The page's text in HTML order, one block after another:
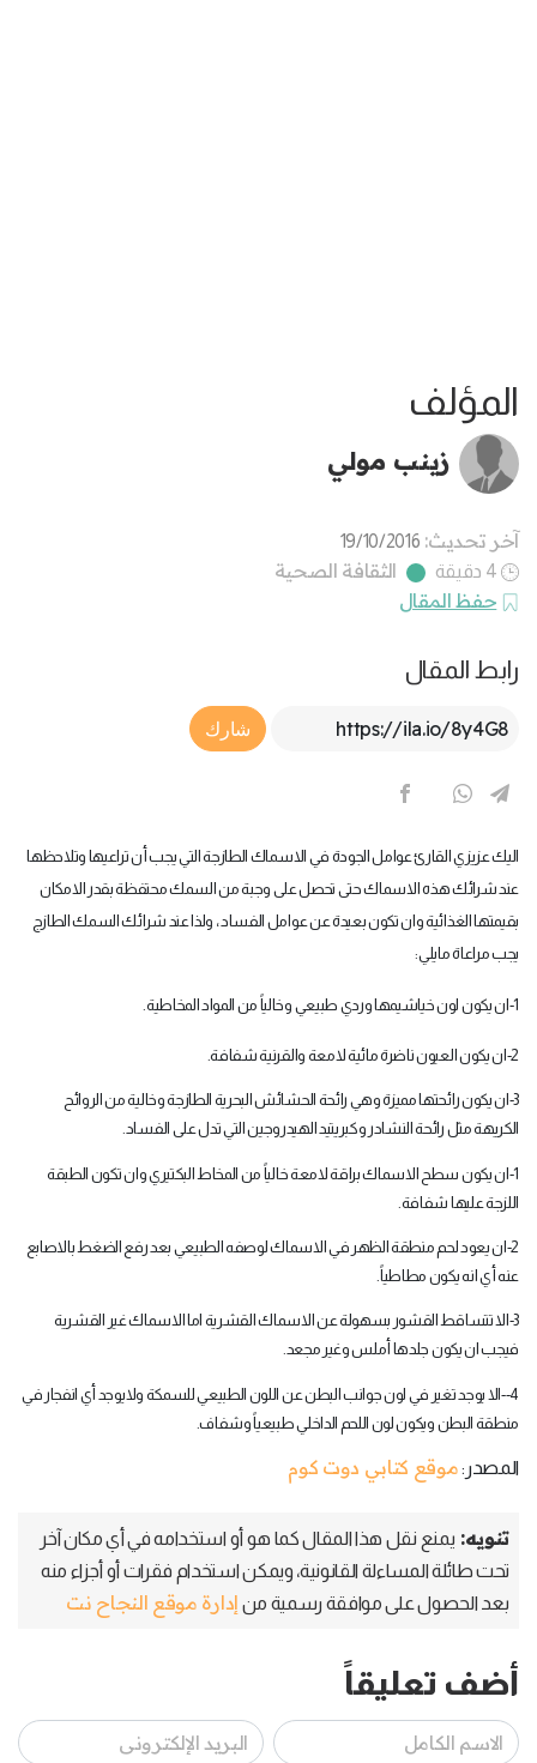
المؤلف
زينب مولي
آخر تحديث: 19/10/2016
4 دقيقة
الثقافة الصحية
حفظ المقال
رابط المقال
Article Link
شارك
اليك عزيزي القارئ عوامل الجودة في الاسماك الطازجة التي يجب أن تراعيها وتلاحظها
عند شرائك هذه الاسماك حتى تحصل على وجبة من السمك محتفظة بقدر الامكان
بقيمتها الغذائية وان تكون بعيدة عن عوامل الفساد ، ولذا عند شرائك السمك الطازج
يجب مراعاة مايلي:
-1ان يكون لون خياشيمها وردي طبيعي وخالياً من المواد المخاطية.
-2ان يكون العيون ناضرة مائية لامعة والقرنية شفافة.
-3ان يكون رائحتها مميزة وهي رائحة الحشائش البحرية الطازجة وخالية من الروائح
الكريهة مثل رائحة النشادر وكبريتيد الهيدروجين التي تدل على الفساد.
-1 ان يكون سطح الاسماك براقة لامعة خالياً من المخاط البكتيري وان تكون الطبقة
اللزجة عليها شفافة
-2ان يعود لحم منطقة الظهر في الاسماك لوصفه الطبيعي بعد رفع الضغط بالاصابع
عنه أي انه يكون مطاطياً.
-3الا تتساقط القشور بسهولة عن الاسماك القشرية اما الاسماك غير القشرية
فيجب ان يكون جلدها أملس وغير مجعد.
--4 الا يوجد تغير في لون جوانب البطن عن اللون الطبيعي للسمكة ولايوجد أي انفجار في
منطقة البطن ويكون لون اللحم الداخلي طبيعياً وشفاف.
المصدر:موقع كتابي دوت كوم
تنويه: يمنع نقل هذا المقال كما هو أو استخدامه في أي مكان آخر
تحت طائلة المساءلة القانونية، ويمكن استخدام فقرات أو أجزاء منه
بعد الحصول على موافقة رسمية من إدارة موقع النجاح نت
أضف تعليقاً